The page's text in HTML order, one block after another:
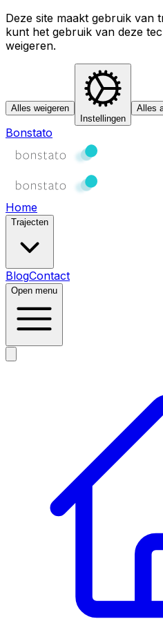
Deze site maakt gebruik van
kunt het gebruik van deze
weigeren.
Alles weigeren
Instellingen
Alles
Bonstato
Home
Trajecten
BlogContact
Open menu